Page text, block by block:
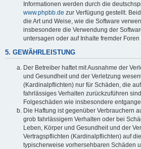
Informationen werden durch die
www.phpbb.de zur Verfügung gestellt.
die Art und Weise, wie die Software
insbesondere die Verwendung der
untersagen oder auf Inhalte fremder
5. GEWÄHRLEISTUNG
Der Betreiber haftet mit Ausnahme der
und Gesundheit und der Verletzung
(Kardinalpflichten) nur für Schäden, die
fahrlässiges Verhalten zurückzuführen
Folgeschäden wie insbesondere
Die Haftung ist gegenüber Verbrauchern
grob fahrlässigem Verhalten oder bei
Leben, Körper und Gesundheit und der
Vertragspflichten (Kardinalpflichten) auf
typischerweise vorhersehbaren Schäden